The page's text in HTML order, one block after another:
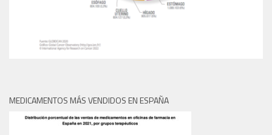
MEDICAMENTOS MÁS VENDIDOS EN ESPAÑA